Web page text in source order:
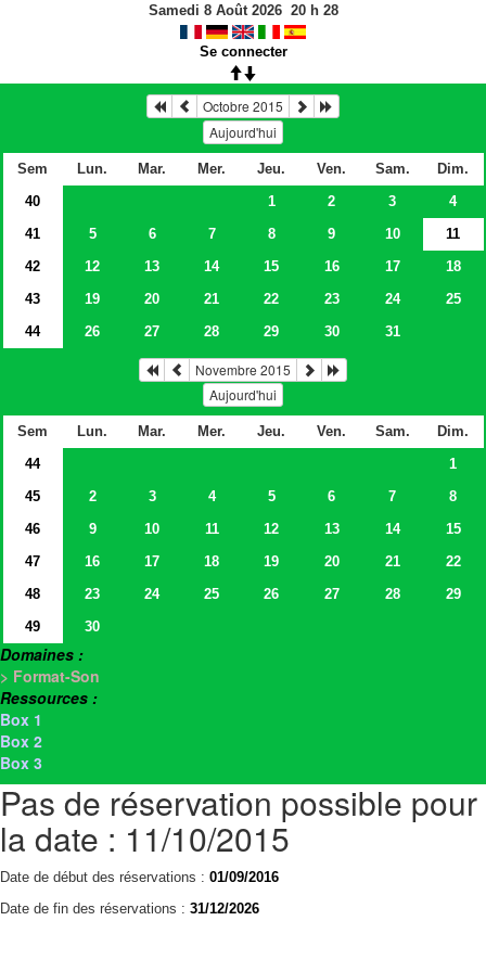
Samedi 8 Août 2026 20h 28
Se connecter
Octobre 2015
Aujourd'hui
Sem Lun. Mar. Mer. Jeu. Ven. Sam.
Dim.
40
1 2 3
4
41
5 6 7 8 9 10
11
42
12 13 14 15 16 17
18
43
19 20 21 22 23 24
25
44
26 27 28 29 30 31
Novembre 2015
Aujourd'hui
Sem Lun. Mar. Mer. Jeu. Ven. Sam.
Dim.
44
1
45
2 3 4 5 6 7
8
46
9 10 11 12 13 14
15
47
16 17 18 19 20 21
22
48
23 24 25 26 27 28
29
49
30
Domaines :
> Format-Son
Ressources :
Box 1
Box 2
Box 3
Pas de réservation possible pour
la date : 11/10/2015
Date de début des réservations : 01/09/2016
Date de fin des réservations : 31/12/2026